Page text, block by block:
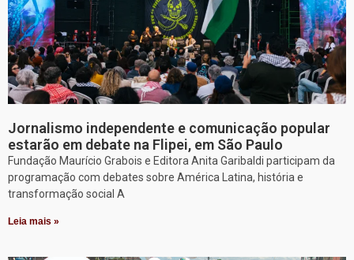
Jornalismo independente e comunicação popular
estarão em debate na Flipei, em São Paulo
Fundação Maurício Grabois e Editora Anita Garibaldi participam da
programação com debates sobre América Latina, história e
transformação social A
Leia mais »